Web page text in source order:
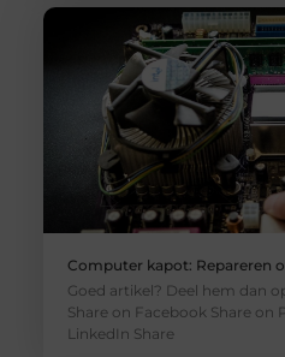
Computer kapot: Repareren
Goed artikel? Deel hem dan
Share on Facebook Share on
LinkedIn Share